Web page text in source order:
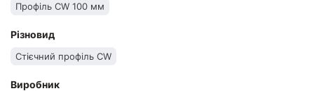
Профіль CW 100 мм
Різновид
Стієчний профіль CW
Виробник